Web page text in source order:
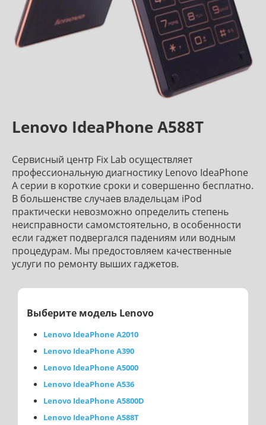
Lenovo IdeaPhone A588T
Сервисный центр Fix Lab осуществляет
профессиональную диагностику Lenovo IdeaPhone
A серии в короткие сроки и совершенно бесплатно.
В большенстве случаев владельцам iPod
практически невозможно определить степень
неисправности самомстоятельно, в особенности
если гаджет подвергался падениям или водным
процедурам. Мы предостовляем качественные
услуги по ремонту выших гаджетов.
Выберите модель Lenovo
Lenovo IdeaPhone A2010
Lenovo IdeaPhone A390
Lenovo IdeaPhone A5000
Lenovo IdeaPhone A536
Lenovo IdeaPhone A5800D
Lenovo IdeaPhone A588T